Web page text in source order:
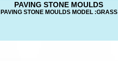
PAVING STONE MOULDS
PAVING STONE MOULDS MODEL :GRASS